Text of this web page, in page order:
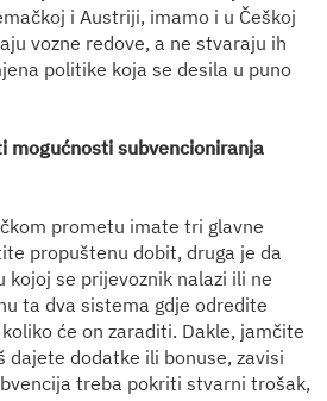
i Austriji, imamo i u Češkoj
vozne redove, a ne stvaraju ih
politike koja se desila u puno
mogućnosti subvencioniranja
prometu imate tri glavne
propuštenu dobit, druga je da
kojoj se prijevoznik nalazi ili ne
ta dva sistema gdje odredite
će on zaraditi. Dakle, jamčite
dajete dodatke ili bonuse, zavisi
treba pokriti stvarni trošak,